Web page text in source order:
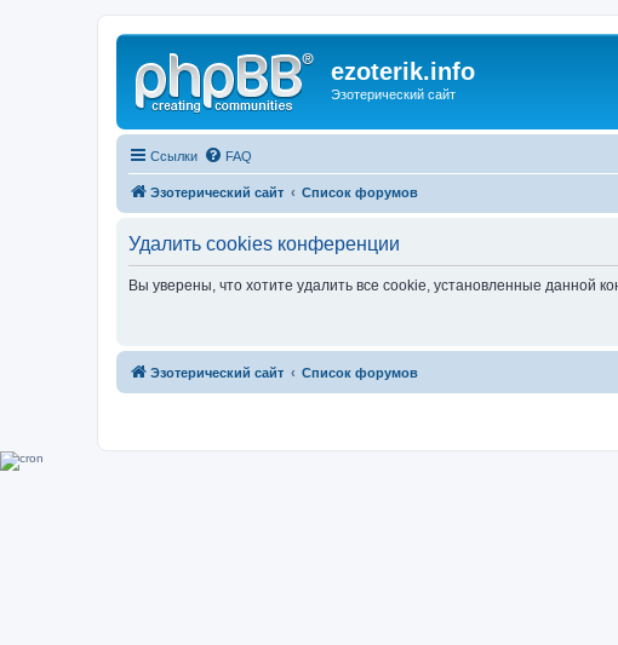
ezoterik.info
Эзотерический сайт
Ссылки FAQ
Эзотерический сайт Список форумов
Удалить cookies конференции
Вы уверены, что хотите удалить все cookie, установленные данной
Эзотерический сайт Список форумов